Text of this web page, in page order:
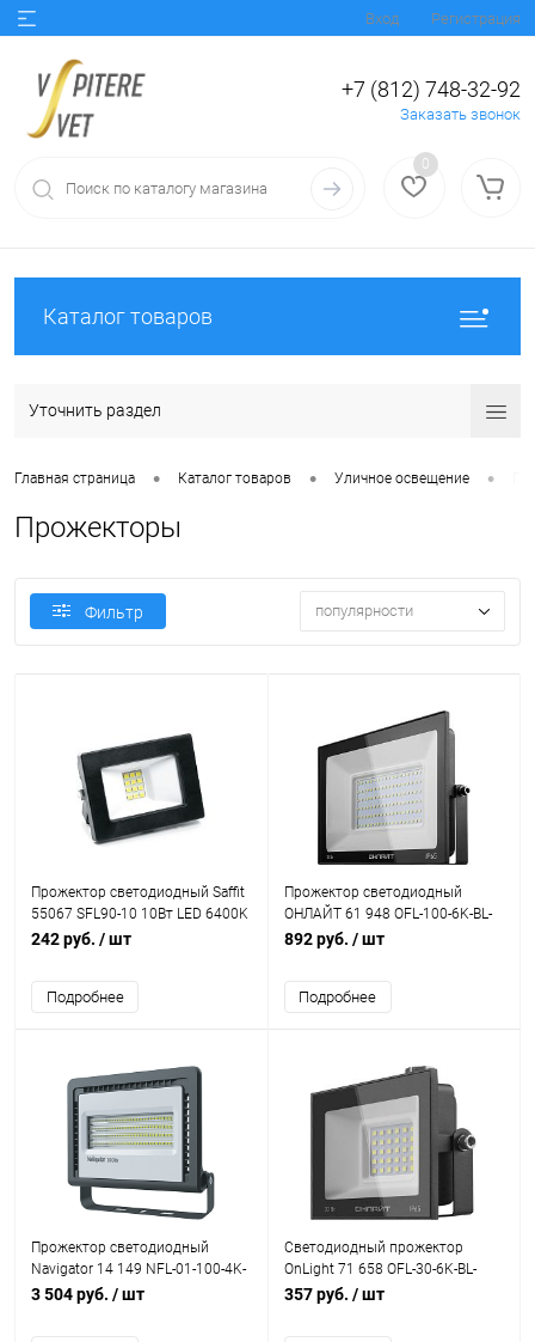
Вход Регистрация
+7 (812) 748-32-92
Заказать звонок
0
Каталог товаров
Уточнить раздел
Главная страница • Каталог товаров • Уличное освещение •
Прожекторы
Фильтр популярности
Прожектор светодиодный Saffit
55067 SFL90-10 10Вт LED 6400K
IP65 черный
242 руб. / шт
Подробнее
Прожектор светодиодный
ОНЛАЙТ 61 948 OFL-100-6K-BL-
IP65-LED 100W 6000K черный
892 руб. / шт
Подробнее
Прожектор светодиодный
Navigator 14 149 NFL-01-100-4K-
LED 100W 4000K
3 504 руб. / шт
Светодиодный прожектор
OnLight 71 658 OFL-30-6K-BL-
IP65-LED 30W 6000K
357 руб. / шт